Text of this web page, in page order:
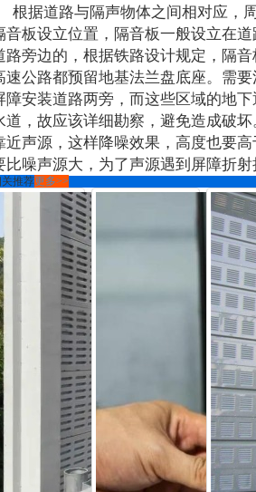
根据道路与隔声物体之间相对应，
音板设立位置，隔音板一般设立在
路旁边的，根据铁路设计规定，隔
速公路都预留地基法兰盘底座。需
障安装道路两旁，而这些区域的地
道，故应该详细勘察，避免造成破
近声源，这样降噪效果，高度也要
比噪声源大，为了声源遇到屏障折射
推荐更多>>